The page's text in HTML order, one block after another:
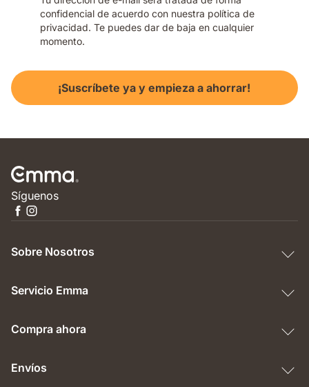
confidencial de acuerdo con nuestra política de
privacidad. Te puedes dar de baja en cualquier
momento.
¡Suscríbete ya y empieza a ahorrar!
Síguenos
Sobre Nosotros
Servicio Emma
Compra ahora
Envíos